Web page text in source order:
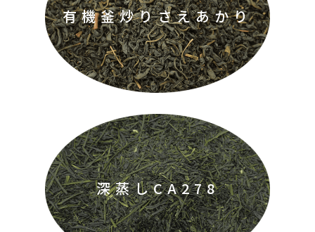
有機釜炒りさえあかり
深蒸しCA278